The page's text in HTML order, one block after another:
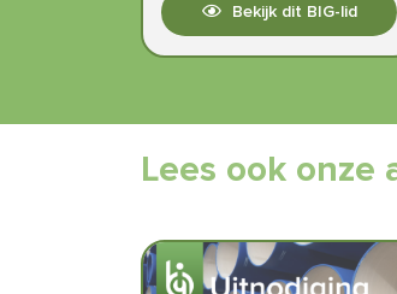
Bekijk dit BIG-lid
Lees ook onze